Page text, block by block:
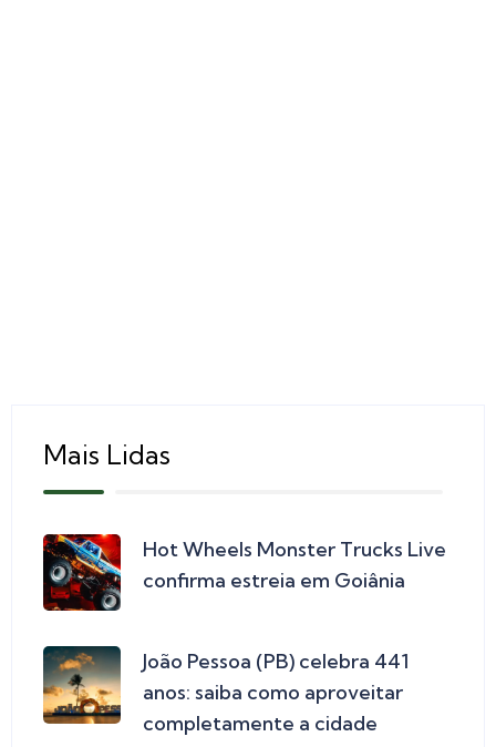
Mais Lidas
Hot Wheels Monster Trucks Live
confirma estreia em Goiânia
João Pessoa (PB) celebra 441
anos: saiba como aproveitar
completamente a cidade